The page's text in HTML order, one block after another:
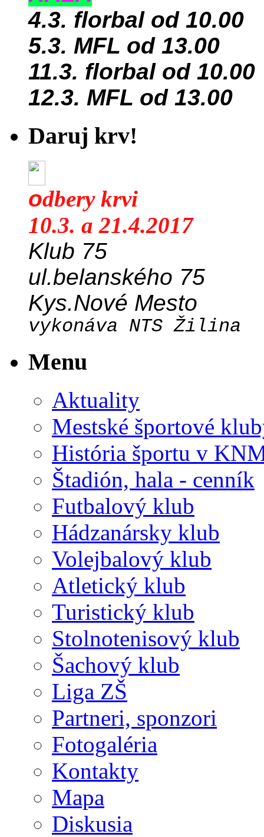
4.3. florbal od 10.00
5.3. MFL od 13.00
11.3. florbal od 10.00
12.3. MFL od 13.00
Daruj krv!
odbery krvi
10.3. a 21.4.2017
Klub 75
ul.belanského 75
Kys.Nové Mesto
vykonáva NTS Žilina
Menu
Aktuality
Mestské športové
História športu v
Štadión, hala - cenník
Futbalový klub
Hádzanársky klub
Volejbalový klub
Atletický klub
Turistický klub
Stolnotenisový klub
Šachový klub
Liga ZŠ
Partneri, sponzori
Fotogaléria
Kontakty
Mapa
Diskusia